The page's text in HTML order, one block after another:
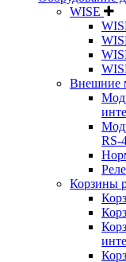
WISE
Внешние
RS-
Корзины